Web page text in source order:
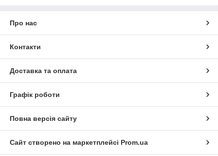
Про нас
Контакти
Доставка та оплата
Графік роботи
Повна версія сайту
Сайт створено на маркетплейсі Prom.ua